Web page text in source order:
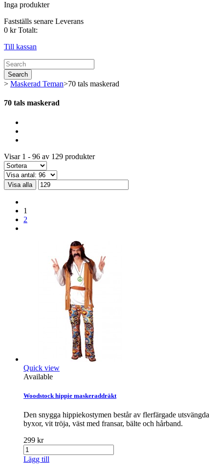
Inga produkter
Fastställs senare Leverans
0 kr Totalt:
Till kassan
Search
> Maskerad Teman>70 tals maskerad
70 tals maskerad
Visar 1 - 96 av 129 produkter
Visa alla
1
2
Quick view
Available
Woodstock hippie maskeraddräkt
Den snygga hippiekostymen består av flerfärgade utsvängda
byxor, vit tröja, väst med fransar, bälte och hårband.
299 kr
Lägg till